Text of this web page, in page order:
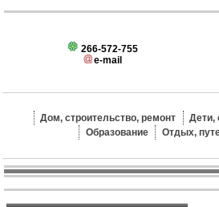
266-572-755
e-mail
Дом, строительство, ремонт Дети,
Образование
Отдых,